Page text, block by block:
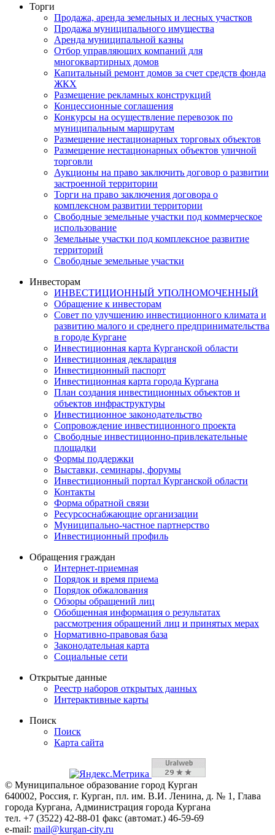
Торги
Продажа, аренда земельных и лесных участков
Продажа муниципального имущества
Аренда муниципальной казны
Отбор управляющих компаний для
многоквартирных домов
Капитальный ремонт домов за счет средств фонда
ЖКХ
Размещение рекламных конструкций
Концессионные соглашения
Конкурсы на осуществление перевозок по
муниципальным маршрутам
Размещение нестационарных торговых объектов
Размещение нестационарных объектов уличной
торговли
Аукционы на право заключить договор о развитии
застроенной территории
Торги на право заключения договора о
комплексном развитии территории
Свободные земельные участки под коммерческое
использование
Земельные участки под комплексное развитие
территорий
Свободные земельные участки
Инвесторам
ИНВЕСТИЦИОННЫЙ УПОЛНОМОЧЕННЫЙ
Обращение к инвесторам
Совет по улучшению инвестиционного климата и
развитию малого и среднего предпринимательства
в городе Кургане
Инвестиционная карта Курганской области
Инвестиционная декларация
Инвестиционный паспорт
Инвестиционная карта города Кургана
План создания инвестиционных объектов и
объектов инфраструктуры
Инвестиционное законодательство
Сопровождение инвестиционного проекта
Свободные инвестиционно-привлекательные
площадки
Формы поддержки
Выставки, семинары, форумы
Инвестиционный портал Курганской области
Контакты
Форма обратной связи
Ресурсоснабжающие организации
Муниципально-частное партнерство
Инвестиционный профиль
Обращения граждан
Интернет-приемная
Порядок и время приема
Порядок обжалования
Обзоры обращений лиц
Обобщенная информация о результатах
рассмотрения обращений лиц и принятых мерах
Нормативно-правовая база
Законодательная карта
Социальные сети
Открытые данные
Реестр наборов открытых данных
Интерактивные карты
Поиск
Поиск
Карта сайта
© Муниципальное образование город Курган
640002, Россия, г. Курган, пл. им. В.И. Ленина, д. № 1, Глава
города Кургана, Администрация города Кургана
тел. +7 (3522) 42-88-01 факс (автомат.) 46-59-69
e-mail: mail@kurgan-city.ru